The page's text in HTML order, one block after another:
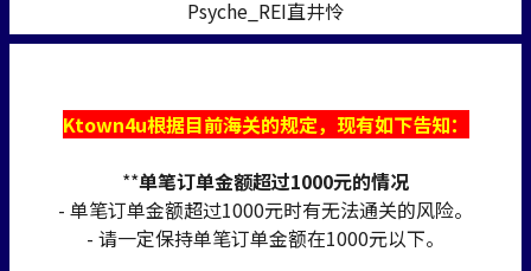
Psyche_REI直井怜
Ktown4u根据目前海关的规定，现有如下告知：
**单笔订单金额超过1000元的情况
- 单笔订单金额超过1000元时有无法通关的风险。
- 请一定保持单笔订单金额在1000元以下。